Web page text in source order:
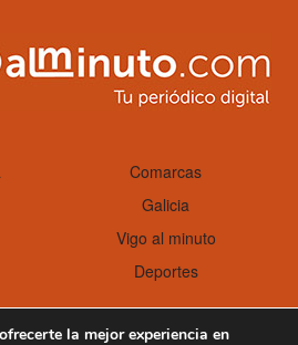
Comarcas
Galicia
Vigo al minuto
Deportes
la mejor experiencia en